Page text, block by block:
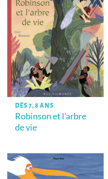
DÈS 7, 8 ANS
Robinson et l’arbre
de vie